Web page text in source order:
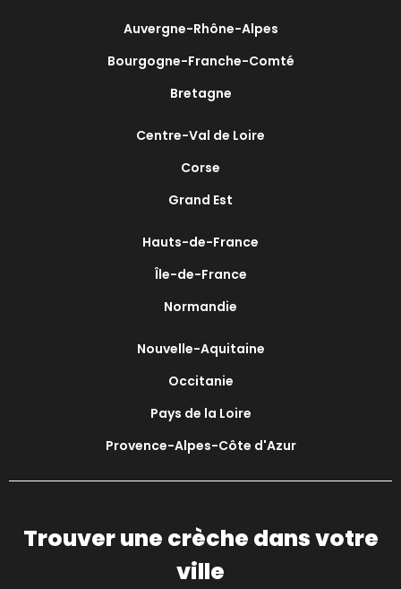
Auvergne-Rhône-Alpes
Bourgogne-Franche-Comté
Bretagne
Centre-Val de Loire
Corse
Grand Est
Hauts-de-France
Île-de-France
Normandie
Nouvelle-Aquitaine
Occitanie
Pays de la Loire
Provence-Alpes-Côte d'Azur
Trouver une crèche dans votre
ville